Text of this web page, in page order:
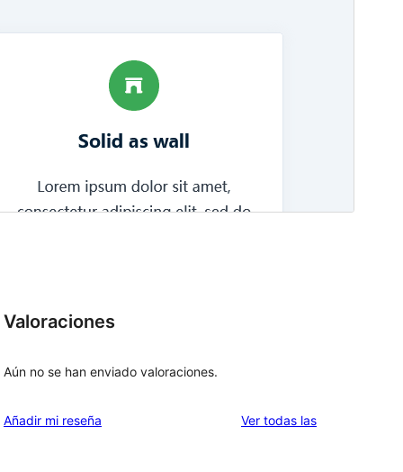
Valoraciones
Aún no se han enviado valoraciones.
Añadir mi reseña Ver todas lasvaloraciones